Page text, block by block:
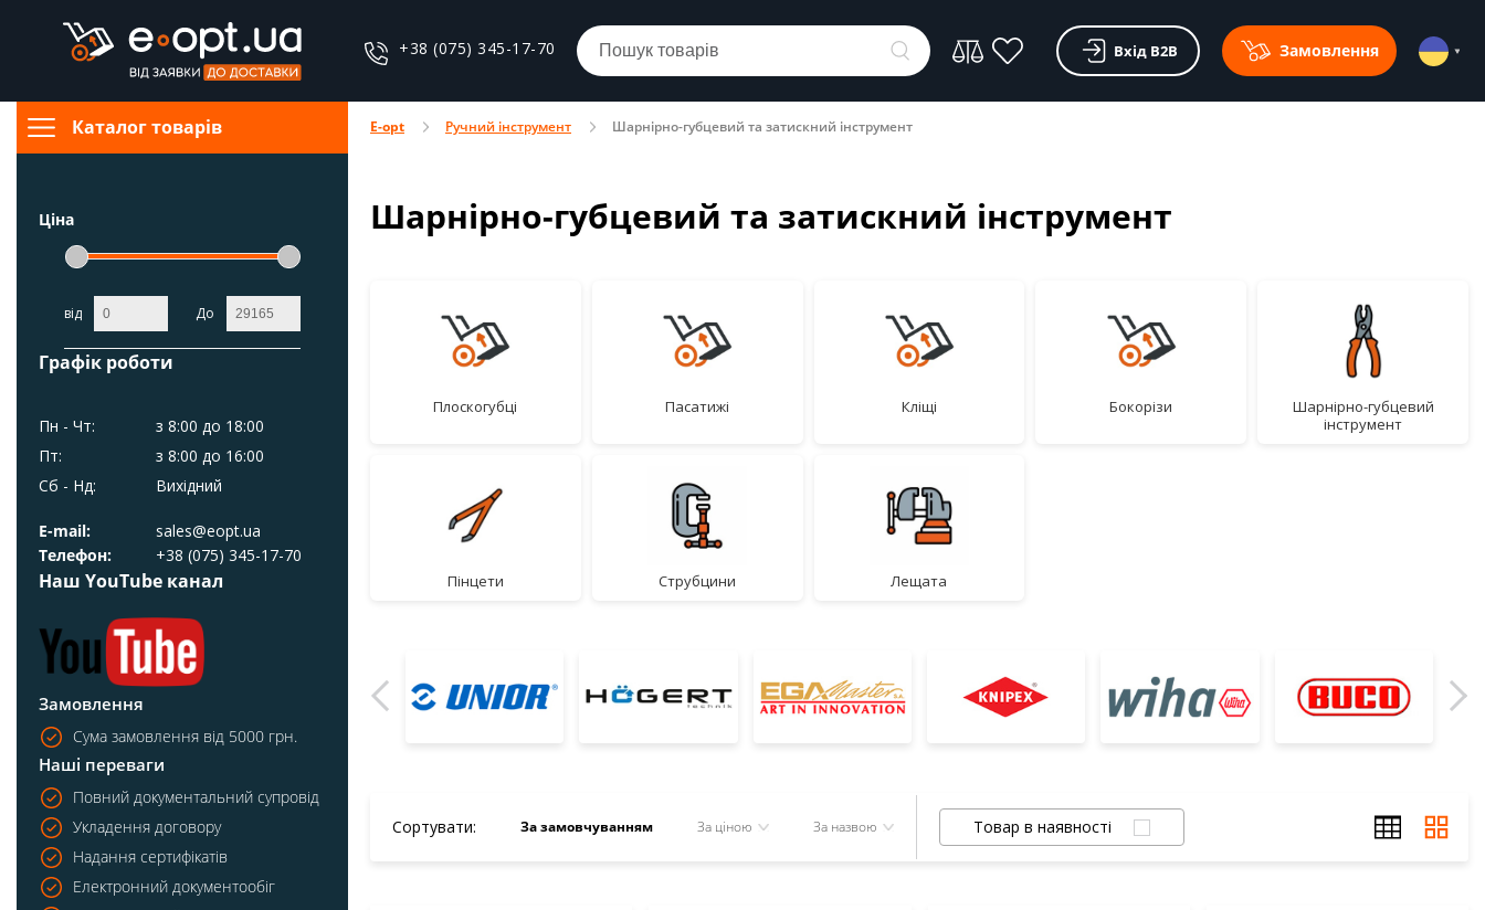
+38 (075) 345-17-70 Вхід В2В Замовлення
Каталог товарів
Ціна
від До
Графік роботи
Пн - Чт:
Пт:
Сб - Нд:
з 8:00 до 18:00
з 8:00 до 16:00
Вихідний
E-mail:
sales@eopt.ua
Телефон:
+38 (075) 345-17-70
Наш YouTube канал
Замовлення
Сума замовлення від 5000 грн.
Наші переваги
Повний документальний супровід
Укладення договору
Надання сертифікатів
Електронний документообіг
E-opt Ручний інструмент Шарнірно-губцевий та затискний інструмент
Шарнірно-губцевий та затискний інструмент
плоскогубці пасатижі кліщі бокорізи
шарнірно-губцевий
інструмент
пінцети струбцини лещата
Сортувати: За замовчуванням За ціною За назвою Товар в наявності